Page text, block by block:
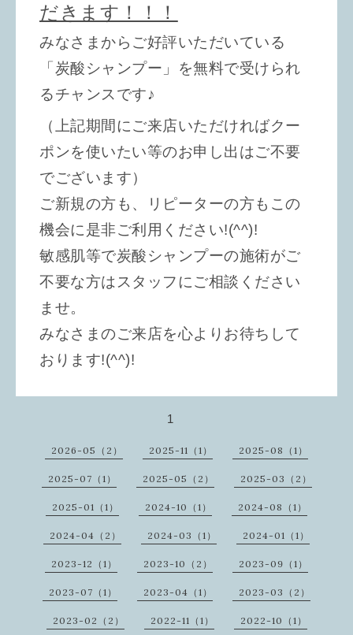
だきます！！！
みなさまからご好評いただいている
「炭酸シャンプー」を無料で受けられ
るチャンスです♪
（上記期間にご来店いただければクー
ポンを使いたい等のお申し出はご不要
でございます）
ご新規の方も、リピーターの方もこの
機会に是非ご利用ください!(^^)!
敏感肌等で炭酸シャンプーの施術がご
不要な方はスタッフにご相談ください
ませ。
みなさまのご来店を心よりお待ちして
おります!(^^)!
1
2026-05（2） 2025-11（1） 2025-08（1）
2025-07（1） 2025-05（2） 2025-03（2）
2025-01（1） 2024-10（1） 2024-08（1）
2024-04（2） 2024-03（1） 2024-01（1）
2023-12（1） 2023-10（2） 2023-09（1）
2023-07（1） 2023-04（1） 2023-03（2）
2023-02（2） 2022-11（1） 2022-10（1）